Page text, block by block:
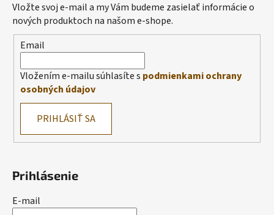
Vložte svoj e-mail a my Vám budeme zasielať informácie o
nových produktoch na našom e-shope.
Email
Vložením e-mailu súhlasíte s podmienkami ochrany
osobných údajov
PRIHLÁSIŤ SA
Prihlásenie
E-mail